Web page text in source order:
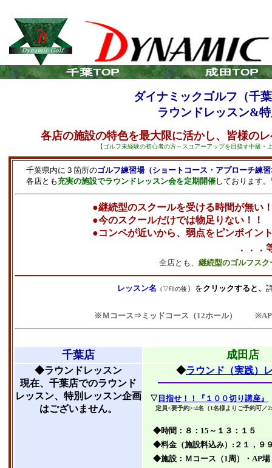
ダイナミックゴルフ（千
ラウンドレッスン&
各店の施設の特色を最大限に活かし、皆様の
【ゴルフ未経験の初心者の方～スコアーアップを目指す中級
千葉県内に３箇所のゴルフ練習場（ショートコース・アプローチ練
各店とも充実の施設でラウンドレッスン会を定期開催しております
●継続型のスクールを受ける時間が無い
●今のスクールだけでは物足りない！！
●コンペが近いから、弱点をピンポイン
．．．
全店とも、 継続型のゴルフスク
レッスン名 （▽印の後 ）をクリックすると、
※Ｍコース⇒ミッドコース（12ホール）
千葉店 成田店
◆ラウンドレッスン
現在、千葉店でのラウンド
レッスン、特別レッスン企画
はございません。
◆ラウンド（実践）
▽ 目指せ！！『１００切り講座』
定員<要予約>:4名（1名様よりご予約可／
◆時間：８：15～１３：１５
◆料金（施設料込み）: ２１，９
◆施設：Ｍコース（1周）・AP場